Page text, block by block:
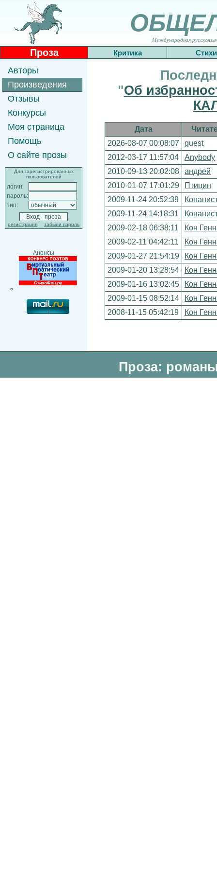
Международная
Проза Критика Стихи
Авторы
Произведения
Отзывы
Конкурсы
Моя страница
Помощь
О сайте прозы
Для зарегистрированных
пользователей
логин:
пароль:
тип:
регистрация забыли пароль
Анонсы
"Об
Дата
2026-08-07 00:08:07
guest
2012-03-17 11:57:04
Anybody
2010-09-13 20:02:08
андрей
2010-01-07 17:01:29
Птицин
2009-11-24 20:52:39
2009-11-24 14:18:31
2009-02-18 06:38:11
Кон
2009-02-11 04:42:11
Кон
2009-01-27 21:54:19
Кон
2009-01-20 13:28:54
Кон
2009-01-16 13:02:45
Кон
2009-01-15 08:52:14
Кон
2008-11-15 05:42:19
Кон
Проза: